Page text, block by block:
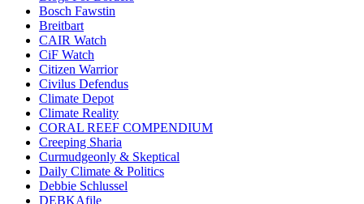
Bosch Fawstin
Breitbart
CAIR Watch
CiF Watch
Citizen Warrior
Civilus Defendus
Climate Depot
Climate Reality
CORAL REEF COMPENDIUM
Creeping Sharia
Curmudgeonly & Skeptical
Daily Climate & Politics
Debbie Schlussel
DEBKAfile